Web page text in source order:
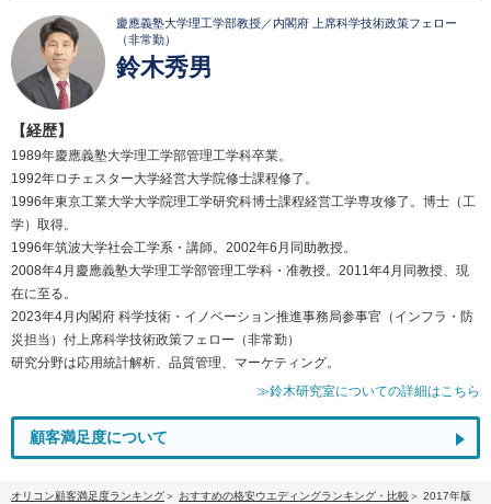
慶應義塾大学理工学部教授／内閣府 上席科学技術政策フェロー
（非常勤）
鈴木秀男
【経歴】
1989年慶應義塾大学理工学部管理工学科卒業。
1992年ロチェスター大学経営大学院修士課程修了。
1996年東京工業大学大学院理工学研究科博士課程経営工学専攻修了。博士（工
学）取得。
1996年筑波大学社会工学系・講師。2002年6月同助教授。
2008年4月慶應義塾大学理工学部管理工学科・准教授。2011年4月同教授、現
在に至る。
2023年4月内閣府 科学技術・イノベーション推進事務局参事官（インフラ・防
災担当）付上席科学技術政策フェロー（非常勤）
研究分野は応用統計解析、品質管理、マーケティング。
≫鈴木研究室についての詳細はこちら
顧客満足度について
オリコン顧客満足度ランキング おすすめの格安ウエディングランキング・比較 2017年版